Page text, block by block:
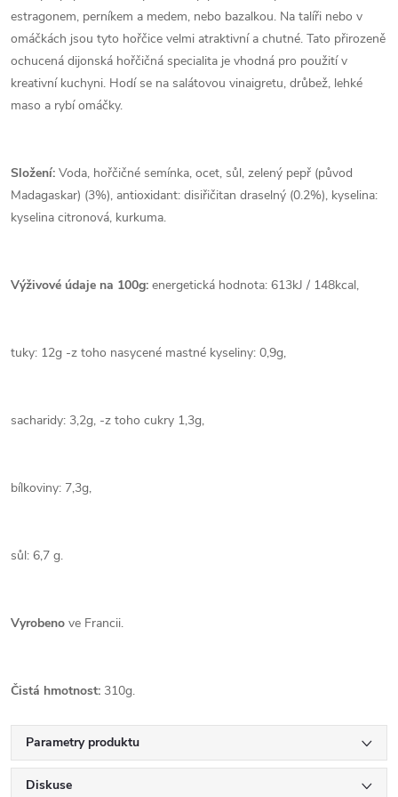
estragonem, perníkem a medem, nebo bazalkou. Na talíři nebo v
omáčkách jsou tyto hořčice velmi atraktivní a chutné. Tato přirozeně
ochucená dijonská hořčičná specialita je vhodná pro použití v
kreativní kuchyni. Hodí se na salátovou vinaigretu, drůbež, lehké
maso a rybí omáčky.
Složení: Voda, hořčičné semínka, ocet, sůl, zelený pepř (původ
Madagaskar) (3%), antioxidant: disiřičitan draselný (0.2%), kyselina:
kyselina citronová, kurkuma.
Výživové údaje na 100g: energetická hodnota: 613kJ / 148kcal,
tuky: 12g -z toho nasycené mastné kyseliny: 0,9g,
sacharidy: 3,2g, -z toho cukry 1,3g,
bílkoviny: 7,3g,
sůl: 6,7 g.
Vyrobeno ve Francii.
Čistá hmotnost: 310g.
Parametry produktu
Diskuse